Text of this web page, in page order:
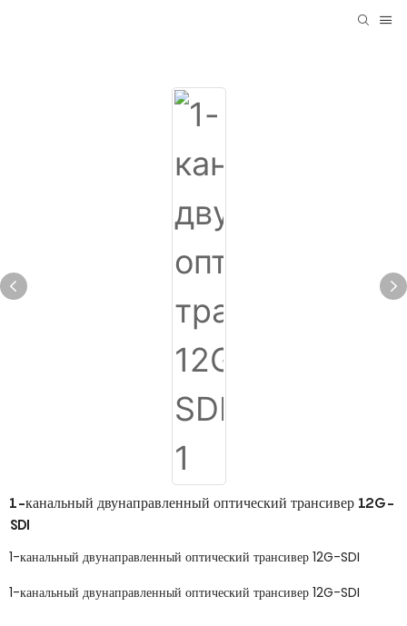
1-канальный двунаправленный оптический трансивер 12G-
SDI
1-канальный двунаправленный оптический трансивер 12G-SDI
1-канальный двунаправленный оптический трансивер 12G-SDI